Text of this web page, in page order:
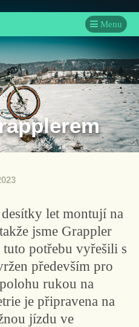
Menu
let montují na
jsme Grappler
potřebu vyřešili s
především pro
rukou na
je připravena na
jízdu ve